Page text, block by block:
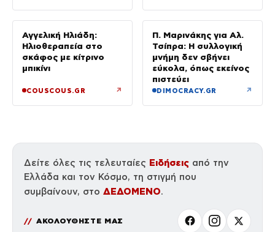
Αγγελική Ηλιάδη:
Ηλιοθεραπεία στο
σκάφος με κίτρινο
μπικίνι
COUSCOUS.GR ↗
Π. Μαρινάκης για Αλ.
Τσίπρα: Η συλλογική
μνήμη δεν σβήνει
εύκολα, όπως εκείνος
πιστεύει
DIMOCRACY.GR ↗
Δείτε όλες τις τελευταίες Ειδήσεις από την
Ελλάδα και τον Κόσμο, τη στιγμή που
συμβαίνουν, στο ΔΕΔΟΜΕΝΟ.
ΑΚΟΛΟΥΘΗΣΤΕ ΜΑΣ